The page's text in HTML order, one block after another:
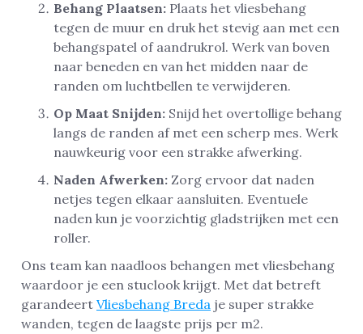
Behang Plaatsen: Plaats het vliesbehang
tegen de muur en druk het stevig aan met een
behangspatel of aandrukrol. Werk van boven
naar beneden en van het midden naar de
randen om luchtbellen te verwijderen.
Op Maat Snijden: Snijd het overtollige behang
langs de randen af met een scherp mes. Werk
nauwkeurig voor een strakke afwerking.
Naden Afwerken: Zorg ervoor dat naden
netjes tegen elkaar aansluiten. Eventuele
naden kun je voorzichtig gladstrijken met een
roller.
Ons team kan naadloos behangen met vliesbehang
waardoor je een stuclook krijgt. Met dat betreft
garandeert Vliesbehang Breda je super strakke
wanden, tegen de laagste prijs per m2.